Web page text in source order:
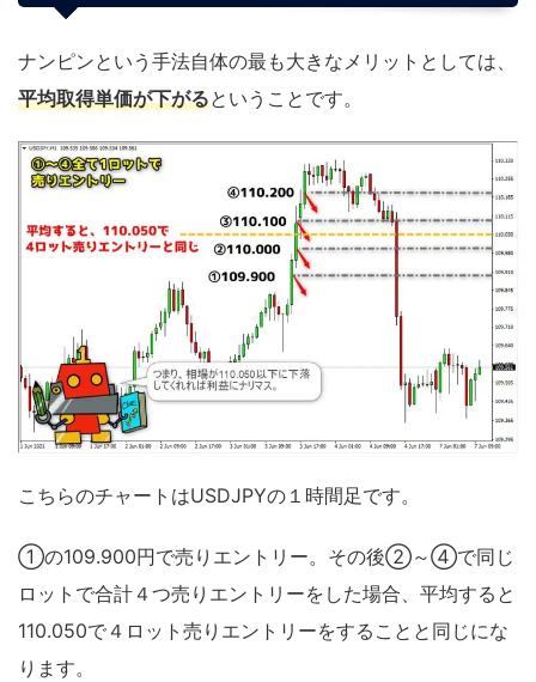
ナンピンという手法自体の最も大きなメリットとしては、
平均取得単価が下がるということです。
こちらのチャートはUSDJPYの１時間足です。
①の109.900円で売りエントリー。その後②～④で同じ
ロットで合計４つ売りエントリーをした場合、平均すると
110.050で４ロット売りエントリーをすることと同じにな
ります。